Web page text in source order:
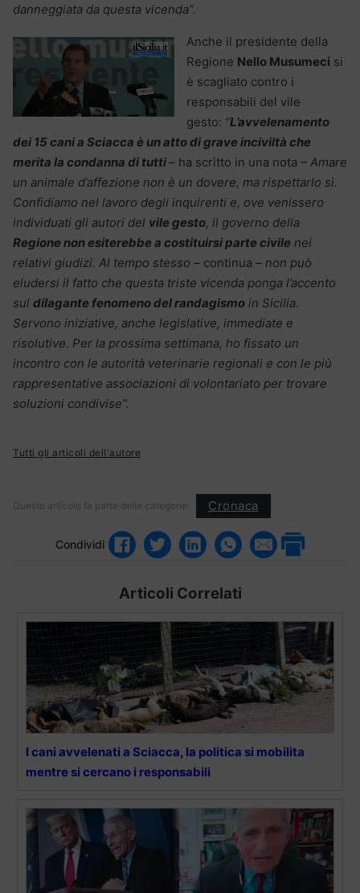
danneggiata da questa vicenda”.
Anche il presidente della
Regione Nello Musumeci si
è scagliato contro i
responsabili del vile
gesto: “L’avvelenamento
dei 15 cani a Sciacca è un atto di grave inciviltà che
merita la condanna di tutti– ha scritto in una nota – Amare
un animale d’affezione non è un dovere, ma rispettarlo sì.
Confidiamo nel lavoro degli inquirenti e, ove venissero
individuati gli autori del vile gesto, il governo della
Regione non esiterebbe a costituirsi parte civile nei
relativi giudizi. Al tempo stesso – continua – non può
eludersi il fatto che questa triste vicenda ponga l’accento
sul dilagante fenomeno del randagismo in Sicilia.
Servono iniziative, anche legislative, immediate e
risolutive. Per la prossima settimana, ho fissato un
incontro con le autorità veterinarie regionali e con le più
rappresentative associazioni di volontariato per trovare
soluzioni condivise”.
Tutti gli articoli dell'autore
Questo articolo fa parte delle categorie: Cronaca
Condividi
Articoli Correlati
I cani avvelenati a Sciacca, la politica si mobilita
mentre si cercano i responsabili